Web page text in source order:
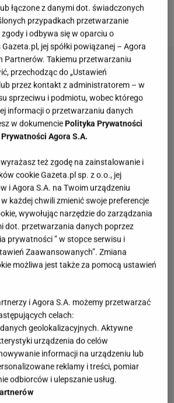
w kształcie litery C od
litery U?
łączone z danymi dot. świadczonych
przypadkach przetwarzanie
i odbywa się w oparciu o
jej spółki powiązanej – Agora
Partnerów. Takiemu przetwarzaniu
przechodząc do „Ustawień
przez kontakt z administratorem – w
sprzeciwu i podmiotu, wobec którego
informacji o przetwarzaniu danych
w dokumencie Polityka Prywatności
Agora S.A.
wyrażasz też zgodę na zainstalowanie i
cookie Gazeta.pl sp. z o.o., jej
i Agora S.A. na Twoim urządzeniu
każdej chwili zmienić swoje preferencje
wywołując narzędzie do zarządzania
dot. przetwarzania danych poprzez
prywatności ” w stopce serwisu i
Zaawansowanych”. Zmiana
możliwa jest także za pomocą ustawień
i Agora S.A. możemy przetwarzać
celach:
geolokalizacyjnych. Aktywne
urządzenia do celów
informacji na urządzeniu lub
reklamy i treści, pomiar
odbiorców i ulepszanie usług.